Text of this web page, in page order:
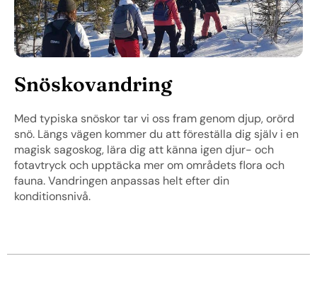
Snöskovandring
Med typiska snöskor tar vi oss fram genom djup, orörd
snö. Längs vägen kommer du att föreställa dig själv i en
magisk sagoskog, lära dig att känna igen djur- och
fotavtryck och upptäcka mer om områdets flora och
fauna. Vandringen anpassas helt efter din
konditionsnivå.